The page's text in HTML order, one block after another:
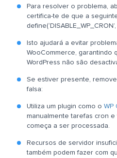
Para resolver o problema,
certifica-te de que a
Isto ajudará a evitar
WooCommerce, garantindo
WordPress não são
Se estiver presente,
falsa:
Utiliza um plugin como o WP
manualmente tarefas cron
começa a ser processada.
Recursos de servidor
também podem fazer com